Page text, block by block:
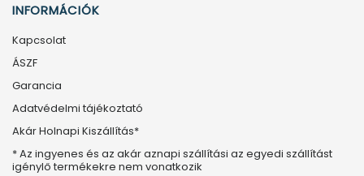
INFORMÁCIÓK
Kapcsolat
ÁSZF
Garancia
Adatvédelmi tájékoztató
Akár Holnapi Kiszállítás*
* Az ingyenes és az akár aznapi szállítási az egyedi szállítást
igénylő termékekre nem vonatkozik